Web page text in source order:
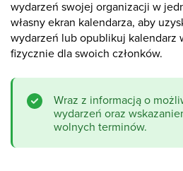
wydarzeń swojej organizacji w
własny ekran kalendarza, aby
wydarzeń lub opublikuj kalendarz
fizycznie dla swoich członków.
Wraz z informacją o
wydarzeń oraz
wolnych terminów.